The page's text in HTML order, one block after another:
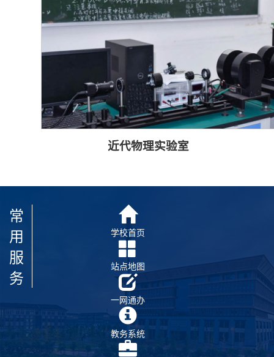
近代物理实验室
常
用
服
务
学校首页
站点地图
一网通办
教务系统